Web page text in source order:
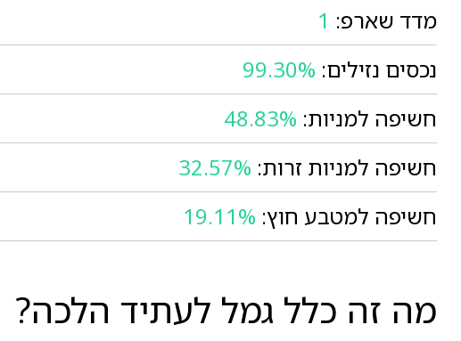
מדד שארפ: 1
נכסים נזילים: 99.30%
חשיפה למניות: 48.83%
חשיפה למניות זרות: 32.57%
חשיפה למטבע חוץ: 19.11%
מה זה כלל גמל לעתיד הלכה?